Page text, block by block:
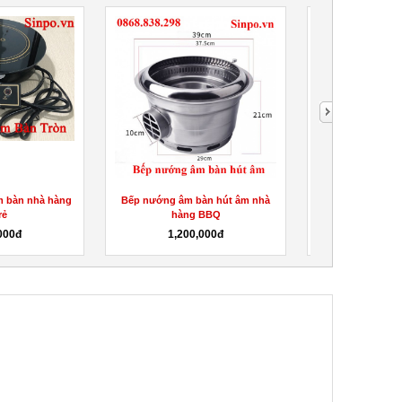
bàn nhà hàng
Bếp nướng âm bàn hút âm nhà
hàng BBQ
1,200,000đ